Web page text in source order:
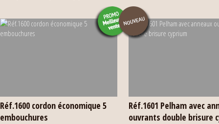
Réf.1600 cordon économique 5
embouchures
Réf.1601 Pelham avec
ouvrants double brisure